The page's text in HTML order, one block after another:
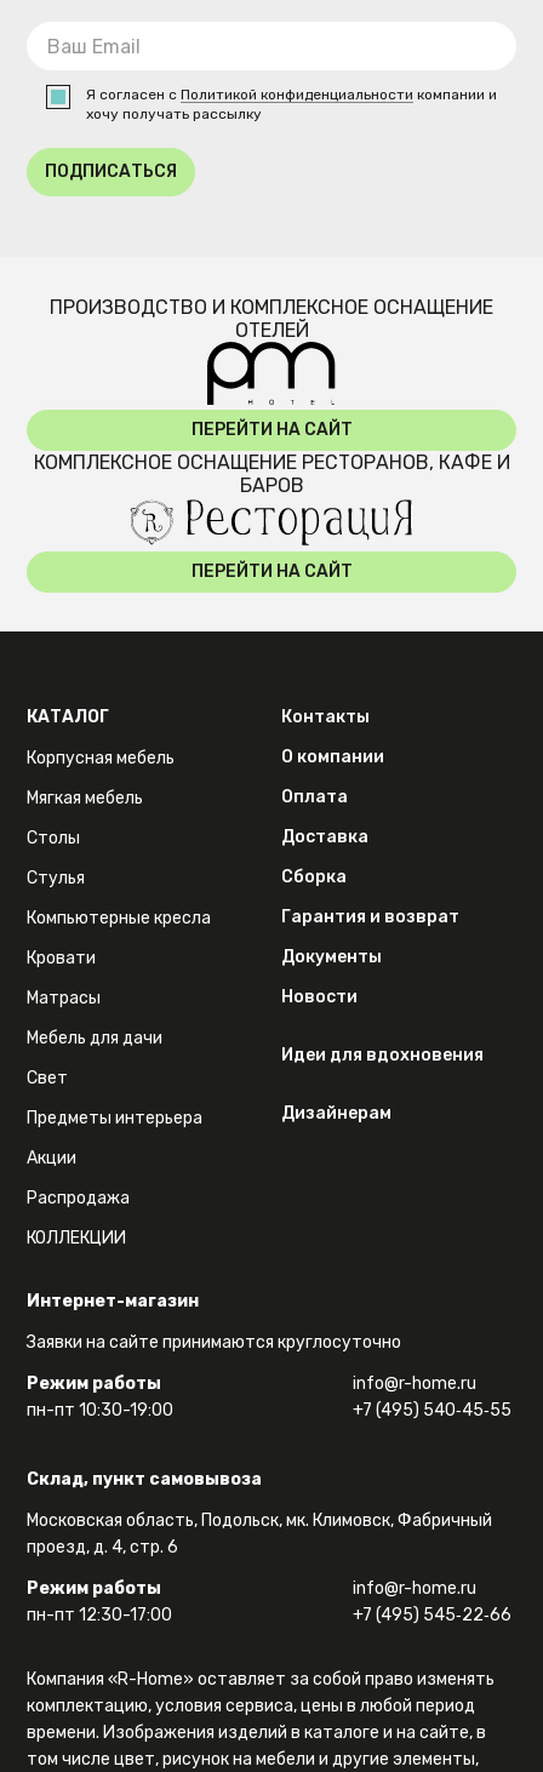
Я согласен сПолитикой конфиденциальности компании и
хочу получать рассылку
ПОДПИСАТЬСЯ
ПРОИЗВОДСТВО И КОМПЛЕКСНОЕ ОСНАЩЕНИЕ
ОТЕЛЕЙ
ПЕРЕЙТИ НА САЙТ
КОМПЛЕКСНОЕ ОСНАЩЕНИЕ РЕСТОРАНОВ, КАФЕ И
БАРОВ
ПЕРЕЙТИ НА САЙТ
Интернет-магазин
Заявки на сайте принимаются круглосуточно
Режим работы
пн-пт 10:30-19:00
info@r-home.ru
+7 (495) 540‑45‑55
Склад, пункт самовывоза
Московская область, Подольск, мк. Климовск, Фабричный
проезд, д. 4, стр. 6
Режим работы
пн-пт 12:30-17:00
info@r-home.ru
+7 (495) 545‑22‑66
КАТАЛОГ
Корпусная мебель
Мягкая мебель
Столы
Стулья
Компьютерные кресла
Кровати
Матрасы
Мебель для дачи
Свет
Предметы интерьера
Акции
Распродажа
КОЛЛЕКЦИИ
Контакты
О компании
Оплата
Доставка
Сборка
Гарантия и возврат
Документы
Новости
Идеи для вдохновения
Дизайнерам
Компания «R-Home» оставляет за собой право изменять
комплектацию, условия сервиса, цены в любой период
времени. Изображения изделий в каталоге и на сайте, в
том числе цвет, рисунок на мебели и другие элементы,